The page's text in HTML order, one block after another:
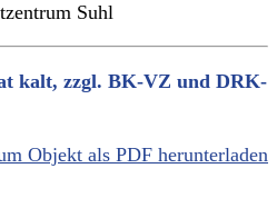
Suhl
kalt, zzgl. BK-VZ und DRK-
Objekt als PDF herunterladen